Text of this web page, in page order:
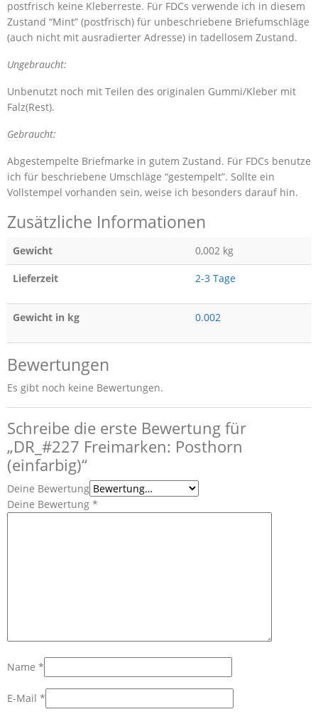
postfrisch keine Kleberreste. Für FDCs verwende ich in diesem
Zustand “Mint” (postfrisch) für unbeschriebene Briefumschläge
(auch nicht mit ausradierter Adresse) in tadellosem Zustand.
Ungebraucht:
Unbenutzt noch mit Teilen des originalen Gummi/Kleber mit
Falz(Rest).
Gebraucht:
Abgestempelte Briefmarke in gutem Zustand. Für FDCs benutze
ich für beschriebene Umschläge “gestempelt”. Sollte ein
Vollstempel vorhanden sein, weise ich besonders darauf hin.
Zusätzliche Informationen
Gewicht 0,002 kg
Lieferzeit 2-3 Tage
Gewicht in kg 0.002
Bewertungen
Es gibt noch keine Bewertungen.
Schreibe die erste Bewertung für
„DR_#227 Freimarken: Posthorn
(einfarbig)“
Deine Bewertung
Deine Bewertung *
Name *
E-Mail *